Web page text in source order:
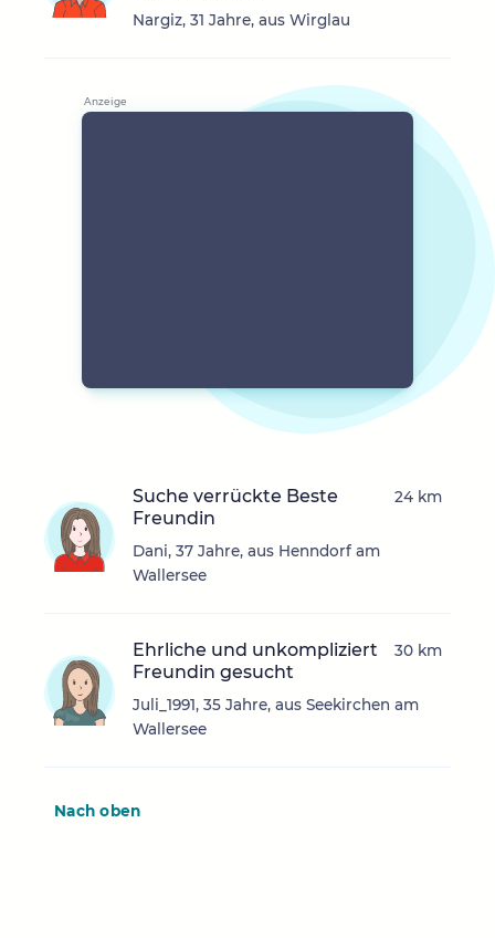
Nargiz, 31 Jahre, aus Wirglau
Suche verrückte Beste
Freundin
Dani, 37 Jahre, aus Henndorf am
Wallersee
24 km
Ehrliche und unkompliziert
Freundin gesucht
Juli_1991, 35 Jahre, aus Seekirchen am
Wallersee
30 km
Nach oben